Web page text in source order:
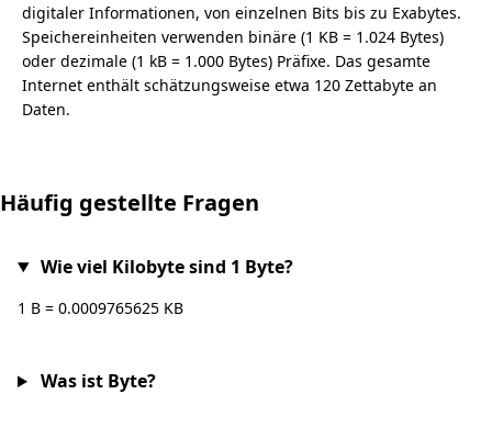
digitaler Informationen, von einzelnen Bits bis zu Exabytes.
Speichereinheiten verwenden binäre (1 KB = 1.024 Bytes)
oder dezimale (1 kB = 1.000 Bytes) Präfixe. Das gesamte
Internet enthält schätzungsweise etwa 120 Zettabyte an
Daten.
Häufig gestellte Fragen
Wie viel Kilobyte sind 1 Byte?
1 B = 0.0009765625 KB
Was ist Byte?